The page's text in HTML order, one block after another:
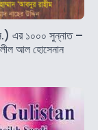
এর ১০০০ সুন্নাত –
আল হোসেনান